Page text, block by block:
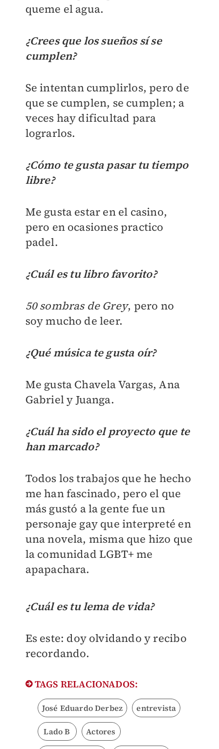
queme el agua.
¿Crees que los sueños sí se
cumplen?
Se intentan cumplirlos, pero de
que se cumplen, se cumplen; a
veces hay dificultad para
lograrlos.
¿Cómo te gusta pasar tu tiempo
libre?
Me gusta estar en el casino,
pero en ocasiones practico
padel.
¿Cuál es tu libro favorito?
50 sombras de Grey, pero no
soy mucho de leer.
¿Qué música te gusta oír?
Me gusta Chavela Vargas, Ana
Gabriel y Juanga.
¿Cuál ha sido el proyecto que te
han marcado?
Todos los trabajos que he hecho
me han fascinado, pero el que
más gustó a la gente fue un
personaje gay que interpreté en
una novela, misma que hizo que
la comunidad LGBT+ me
apapachara.
¿Cuál es tu lema de vida?
Es este: doy olvidando y recibo
recordando.
TAGS RELACIONADOS:
José Eduardo Derbez entrevista
Lado B Actores